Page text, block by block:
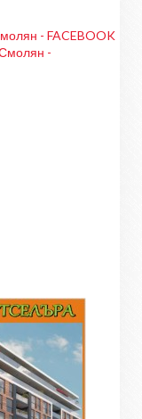
- FACEBOOK
-